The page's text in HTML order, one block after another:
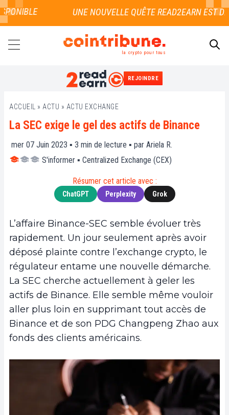
la crypto pour tous
REJOINDRE
ACCUEIL » ACTU » ACTU EXCHANGE
La SEC exige le gel des actifs de Binance
mer 07 Juin 2023 ▪ 3 min de lecture ▪ par Ariela R.
S'informer ▪ Centralized Exchange (CEX)
Résumer cet article avec :
ChatGPT Perplexity Grok
L’affaire Binance-SEC semble évoluer très
rapidement. Un jour seulement après avoir
déposé plainte contre l’exchange crypto, le
régulateur entame une nouvelle démarche.
La SEC cherche actuellement à geler les
actifs de Binance. Elle semble même vouloir
aller plus loin en supprimant tout accès de
Binance et de son PDG Changpeng Zhao aux
fonds des clients américains.